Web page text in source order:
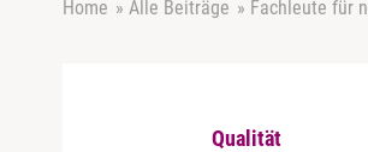
Home » Alle Beiträge » Fachleute für
Qualität